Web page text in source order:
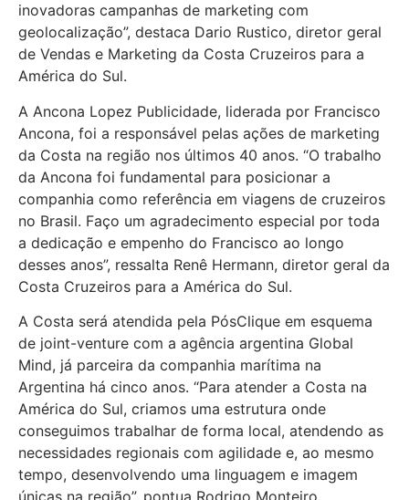
inovadoras campanhas de marketing com
geolocalização”, destaca Dario Rustico, diretor geral
de Vendas e Marketing da Costa Cruzeiros para a
América do Sul.
A Ancona Lopez Publicidade, liderada por Francisco
Ancona, foi a responsável pelas ações de marketing
da Costa na região nos últimos 40 anos. “O trabalho
da Ancona foi fundamental para posicionar a
companhia como referência em viagens de cruzeiros
no Brasil. Faço um agradecimento especial por toda
a dedicação e empenho do Francisco ao longo
desses anos”, ressalta Renê Hermann, diretor geral da
Costa Cruzeiros para a América do Sul.
A Costa será atendida pela PósClique em esquema
de joint-venture com a agência argentina Global
Mind, já parceira da companhia marítima na
Argentina há cinco anos. “Para atender a Costa na
América do Sul, criamos uma estrutura onde
conseguimos trabalhar de forma local, atendendo as
necessidades regionais com agilidade e, ao mesmo
tempo, desenvolvendo uma linguagem e imagem
únicas na região”, pontua Rodrigo Monteiro.